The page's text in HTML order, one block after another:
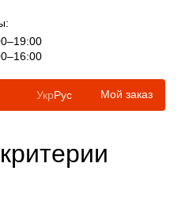
УкрРус Мой заказ